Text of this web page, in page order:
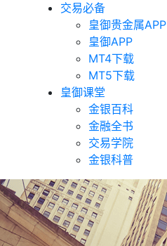
交易必备
皇御贵金属APP
皇御APP
MT4下载
MT5下载
皇御课堂
金银百科
金融全书
交易学院
金银科普